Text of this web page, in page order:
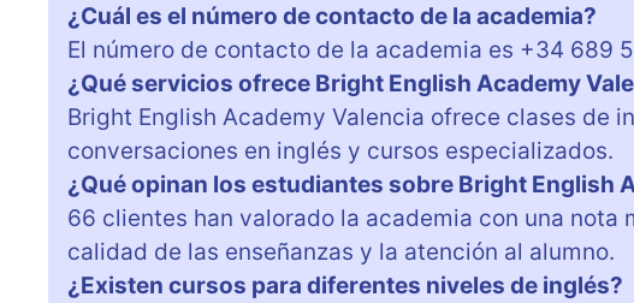
¿Cuál es el número de contacto de la academia?
El número de contacto de la academia es +34 689
¿Qué servicios ofrece Bright English Academy
Bright English Academy Valencia ofrece clases de
conversaciones en inglés y cursos especializados.
¿Qué opinan los estudiantes sobre Bright English
66 clientes han valorado la academia con una nota
calidad de las enseñanzas y la atención al alumno.
¿Existen cursos para diferentes niveles de inglés?